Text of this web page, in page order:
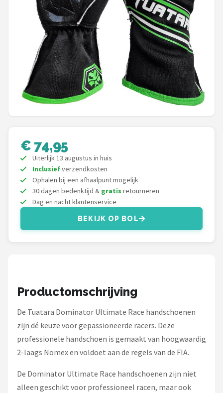
Sparco
Red Bull Racing
Red Bull
Carrera
Thrustmaster
Next Level Racing
Oracle Red Bull Racing
Playseat®
€ 74,95
Uiterlijk 13 augustus in huis
Inclusiefverzendkosten
Ophalen bij een afhaalpunt mogelijk
30 dagen bedenktijd & gratis retourneren
Dag en nacht klantenservice
BEKIJK OP BOL
Productomschrijving
De Tuatara Dominator Ultimate Race handschoenen
zijn dé keuze voor gepassioneerde racers. Deze
professionele handschoen is gemaakt van hoogwaardig
2-laags Nomex en voldoet aan de regels van de FIA.
De Dominator Ultimate Race handschoenen zijn niet
alleen geschikt voor professioneel racen, maar ook